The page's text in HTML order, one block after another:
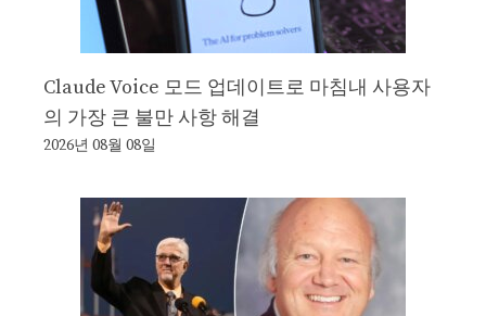
Claude Voice 모드 업데이트로 마침내 사용자
의 가장 큰 불만 사항 해결
2026년 08월 08일